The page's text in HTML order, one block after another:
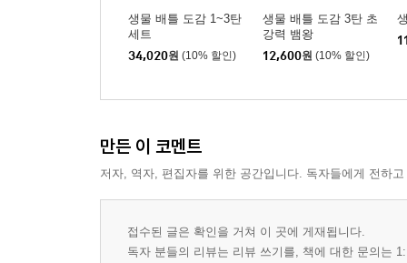
생물 배틀 도감 1~3탄
세트
34,020원 (10% 할인)
생물 배틀 도감 3탄 초
강력 뱀왕
12,600원 (10% 할인)
만든 이 코멘트
저자, 역자, 편집자를 위한 공간입니다. 독자들에게 전하
접수된 글은 확인을 거쳐 이 곳에 게재됩니다.
독자 분들의 리뷰는 리뷰 쓰기를, 책에 대한 문의는